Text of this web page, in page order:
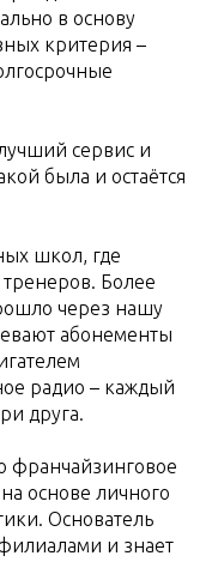
в основу
критерия –
сервис и
была и остаётся
школ, где
Более
через нашу
абонементы
радио – каждый
друга.
франчайзинговое
основе личного
Основатель
и знает